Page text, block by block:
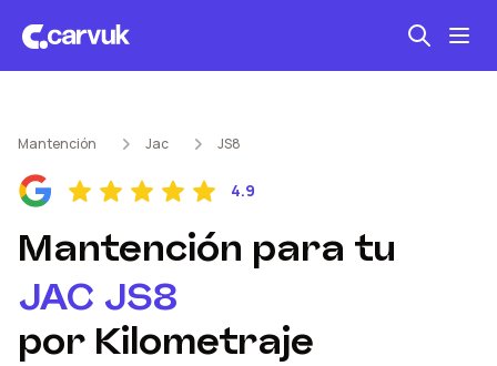
Mantención kilometraje
Revisión técnica
Mantención Jac JS8
4.9
Mantención para tu
JAC JS8
por Kilometraje